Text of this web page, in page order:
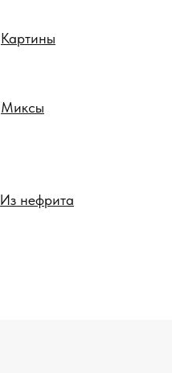
Картины
Миксы
Из нефрита